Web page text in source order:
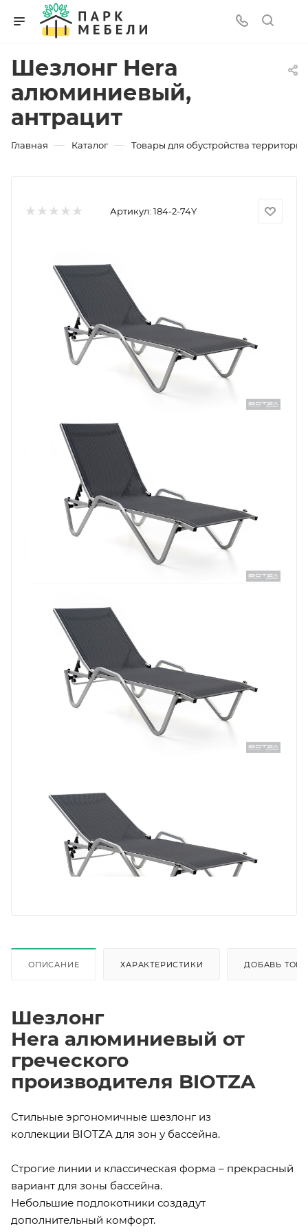
Шезлонг Hera
алюминиевый,
антрацит
Главная — Каталог — Товары для обустройства территории
Артикул: 184-2-74Y
ОПИСАНИЕ ХАРАКТЕРИСТИКИ ДОБАВЬ
Шезлонг
Hera алюминиевый от
греческого
производителя BIOTZA
Стильные эргономичные шезлонг из
коллекции BIOTZA для зон у бассейна.
Строгие линии и классическая форма – прекрасный
вариант для зоны бассейна.
Небольшие подлокотники создадут
дополнительный комфорт.